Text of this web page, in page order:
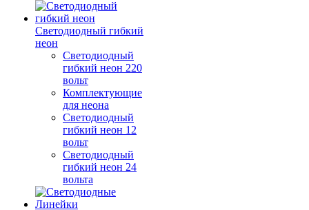
Светодиодный гибкий
неон
Светодиодный
гибкий неон 220
вольт
Комплектующие
для неона
Светодиодный
гибкий неон 12
вольт
Светодиодный
гибкий неон 24
вольта